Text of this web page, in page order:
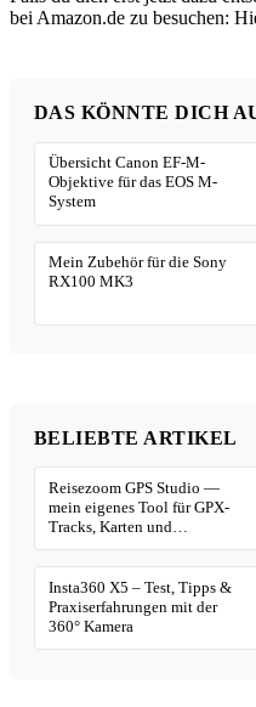
bei Amazon.de zu besuchen:
DAS KÖNNTE DICH
Übersicht Canon EF-M-
Objektive für das EOS M-
System
Mein Zubehör für die Sony
RX100 MK3
BELIEBTE ARTIKEL
Reisezoom GPS Studio —
mein eigenes Tool für GPX-
Tracks, Karten und
Insta360 X5 – Test, Tipps &
Praxiserfahrungen mit der
360° Kamera